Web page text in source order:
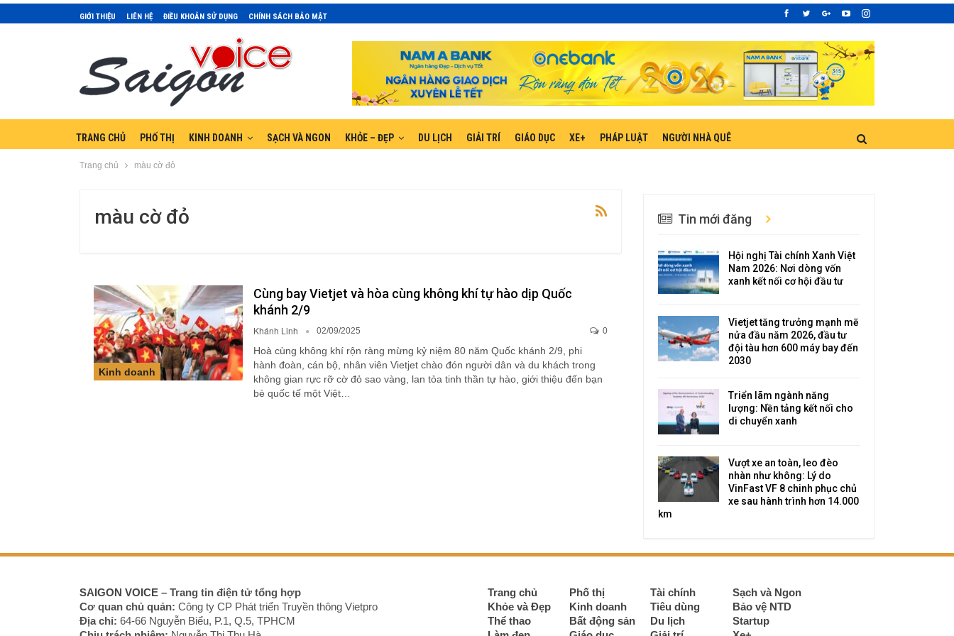
GIỚI THIỆU LIÊN HỆ ĐIỀU KHOẢN SỬ DỤNG CHÍNH SÁCH BẢO MẬT
TRANG CHỦ PHỐ THỊ KINH DOANH SẠCH VÀ NGON KHỎE – ĐẸP DU LỊCH GIẢI TRÍ GIÁO DỤC XE+ PHÁP LUẬT NGƯỜI NHÀ QUÊ
Trang chủ màu cờ đỏ
màu cờ đỏ
Kinh doanh
Cùng bay Vietjet và hòa cùng không khí tự hào dịp Quốc
khánh 2/9
Khánh Linh 02/09/2025 0
Hoà cùng không khí rộn ràng mừng kỷ niệm 80 năm Quốc khánh 2/9, phi
hành đoàn, cán bộ, nhân viên Vietjet chào đón người dân và du khách trong
không gian rực rỡ cờ đỏ sao vàng, lan tỏa tinh thần tự hào, giới thiệu đến bạn
bè quốc tế một Việt…
Tin mới đăng
Hội nghị Tài chính Xanh Việt
Nam 2026: Nơi dòng vốn
xanh kết nối cơ hội đầu tư
Vietjet tăng trưởng mạnh mẽ
nửa đầu năm 2026, đầu tư
đội tàu hơn 600 máy bay đến
2030
Triển lãm ngành năng
lượng: Nền tảng kết nối cho
di chuyển xanh
Vượt xe an toàn, leo đèo
nhàn như không: Lý do
VinFast VF 8 chinh phục chủ
xe sau hành trình hơn 14.000
km
SAIGON VOICE – Trang tin điện tử tổng hợp
Cơ quan chủ quản: Công ty CP Phát triển Truyền thông Vietpro
Địa chỉ: 64-66 Nguyễn Biểu, P.1, Q.5, TPHCM
Trang chủ Phố thị Tài chính
Sạch và Ngon
Khỏe và Đẹp
Kinh doanh Tiêu dùng
Bảo vệ NTD
Thể thao
Bất động sản Du lịch
Startup